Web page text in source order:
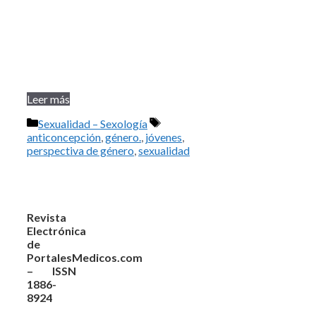
Leer más
Categorías
Sexualidad – Sexología
Etiquetas
anticoncepción género. jóvenes
perspectiva de género sexualidad
Revista
Electrónica
de
PortalesMedicos.com
– ISSN
1886-
8924